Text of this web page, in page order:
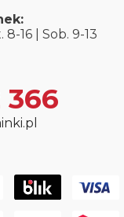
8-16 | Sob. 9-13
366